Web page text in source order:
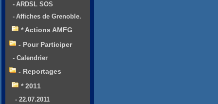
- ARDSL SOS
- Affiches de Grenoble.
* Actions AMFG
- Pour Participer
- Calendrier
- Reportages
* 2011
- 22.07.2011